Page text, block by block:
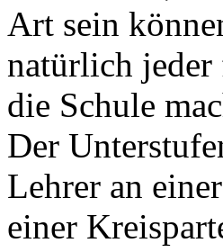
Art sein
natürlich
die Schule
Der
Lehrer an
einer